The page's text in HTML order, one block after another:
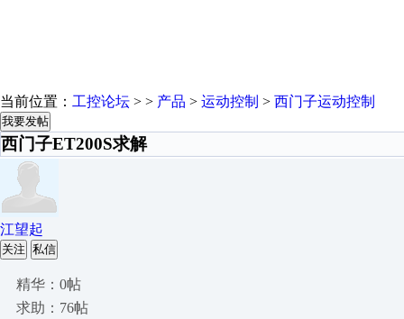
当前位置： 工控论坛 > > 产品 > 运动控制 > 西门子运动控制
我要发帖
西门子ET200S求解
江望起
关注 私信
精华：0帖
求助：76帖